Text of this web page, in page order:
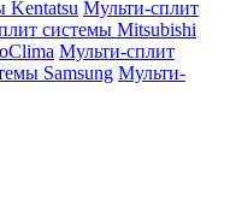
Kentatsu Мульти-сплит
системы Mitsubishi
Мульти-сплит
Samsung Мульти-